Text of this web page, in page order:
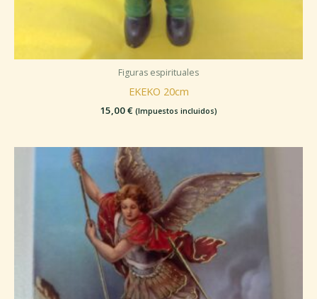
Figuras espirituales
EKEKO 20cm
15,00€ (Impuestos incluidos)